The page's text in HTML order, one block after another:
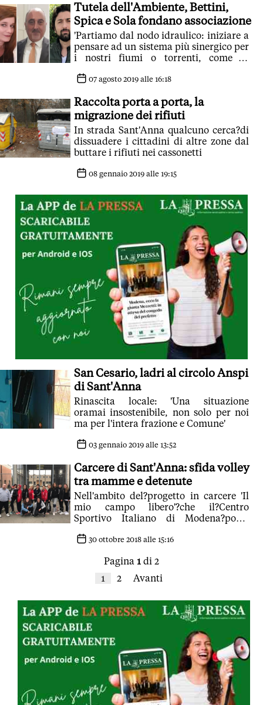
Tutela dell'Ambiente, Bettini,
Spica e Sola fondano associazione
'Partiamo dal nodo idraulico: iniziare a
pensare ad un sistema più sinergico per
i nostri fiumi o torrenti, come la
07 agosto 2019 alle 16:18
Raccolta porta a porta, la
migrazione dei rifiuti
In strada Sant'Anna qualcuno cerca?di
dissuadere i cittadini di altre zone dal
buttare i rifiuti nei cassonetti
08 gennaio 2019 alle 19:15
San Cesario, ladri al circolo Anspi
di Sant'Anna
Rinascita locale: 'Una situazione
oramai insostenibile, non solo per noi
ma per l'intera frazione e Comune'
03 gennaio 2019 alle 13:52
Carcere di Sant'Anna: sfida volley
tra mamme e detenute
Nell'ambito del?progetto in carcere 'Il
mio campo libero'?che il?Centro
Sportivo Italiano di Modena?porta
30 ottobre 2018 alle 15:16
Pagina 1 di 2
1
2 Avanti